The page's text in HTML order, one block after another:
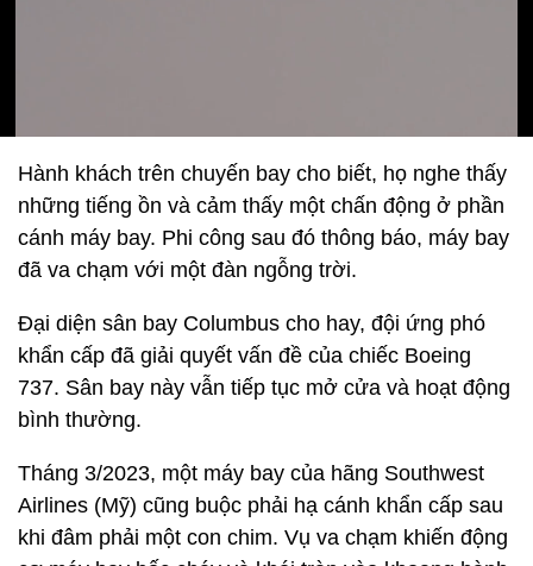
Hành khách trên chuyến bay cho biết, họ nghe thấy
những tiếng ồn và cảm thấy một chấn động ở phần
cánh máy bay. Phi công sau đó thông báo, máy bay
đã va chạm với một đàn ngỗng trời.
Đại diện sân bay Columbus cho hay, đội ứng phó
khẩn cấp đã giải quyết vấn đề của chiếc Boeing
737. Sân bay này vẫn tiếp tục mở cửa và hoạt động
bình thường.
Tháng 3/2023, một máy bay của hãng Southwest
Airlines (Mỹ) cũng buộc phải hạ cánh khẩn cấp sau
khi đâm phải một con chim. Vụ va chạm khiến động